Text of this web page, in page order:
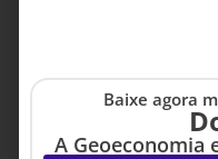
Baixe agora
A